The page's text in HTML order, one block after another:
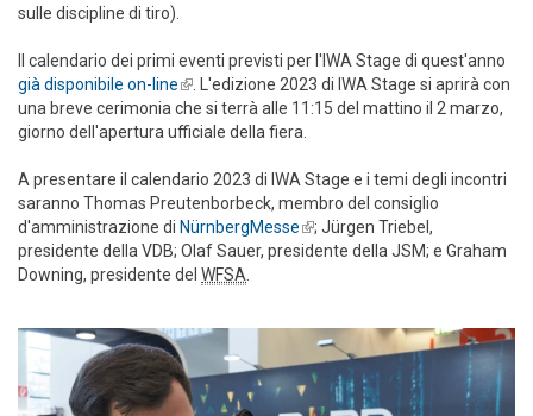
sulle discipline di tiro).
Il calendario dei primi eventi previsti per l'IWA Stage di quest'anno
già disponibile on-line(link is external)
. L'edizione 2023 di IWA Stage si aprirà con
una breve cerimonia che si terrà alle 11:15 del mattino il 2 marzo,
giorno dell'apertura ufficiale della fiera.
A presentare il calendario 2023 di IWA Stage e i temi degli incontri
saranno Thomas Preutenborbeck, membro del consiglio
d'amministrazione di NürnbergMesse(link is external)
; Jürgen Triebel,
presidente della VDB; Olaf Sauer, presidente della JSM; e Graham
Downing, presidente del WFSA